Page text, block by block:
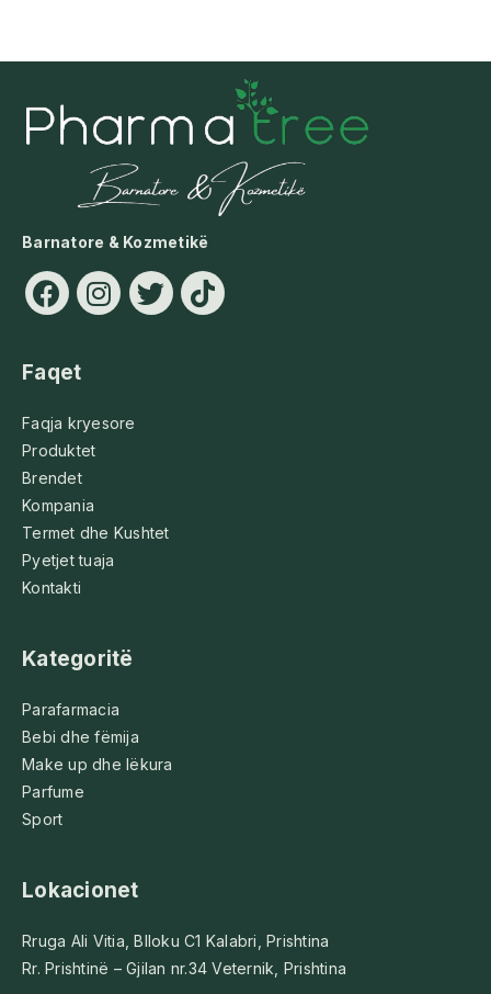
Barnatore & Kozmetikë
Faqet
Faqja kryesore
Produktet
Brendet
Kompania
Termet dhe Kushtet
Pyetjet tuaja
Kontakti
Kategoritë
Parafarmacia
Bebi dhe fëmija
Make up dhe lëkura
Parfume
Sport
Lokacionet
Rruga Ali Vitia, Blloku C1 Kalabri, Prishtina
Rr. Prishtinë – Gjilan nr.34 Veternik, Prishtina